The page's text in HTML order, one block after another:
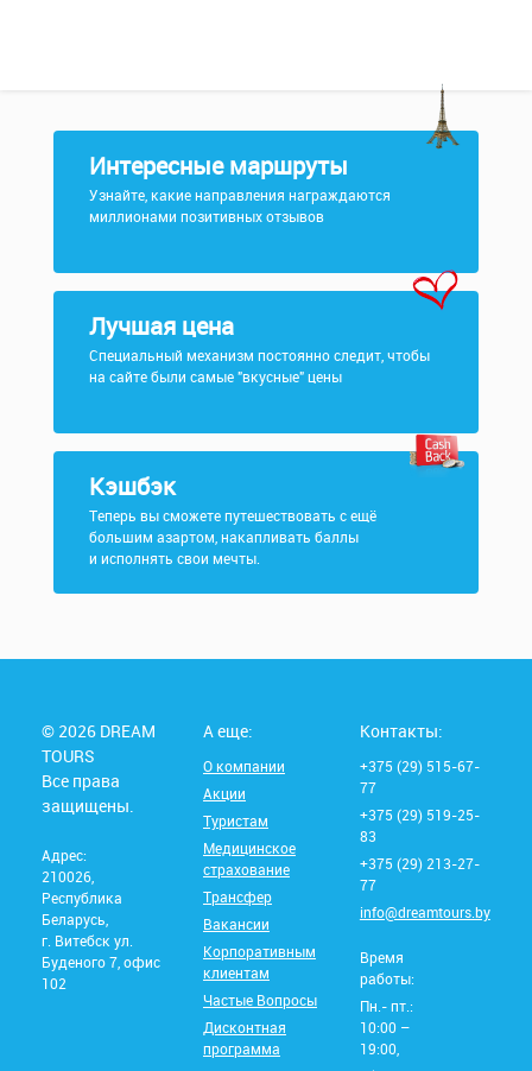
Интересные маршруты
Узнайте, какие направления награждаются
миллионами позитивных отзывов
Лучшая цена
Специальный механизм постоянно следит, чтобы
на сайте были самые "вкусные" цены
Кэшбэк
Теперь вы сможете путешествовать с ещё
большим азартом, накапливать баллы
и исполнять свои мечты.
© 2026 DREAM
TOURS
Все права
защищены.
Адрес:
210026,
Республика
Беларусь,
г. Витебск ул.
Буденого 7, офис
102
А еще:
О компании
Акции
Туристам
Медицинское
страхование
Трансфер
Вакансии
Корпоративным
клиентам
Частые Вопросы
Дисконтная
программа
Контакты:
+375 (29) 515-67-
77
+375 (29) 519-25-
83
+375 (29) 213-27-
77
info@dreamtours.by
Время
работы:
Пн.- пт.:
10:00 –
19:00,